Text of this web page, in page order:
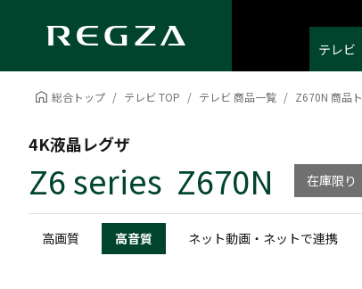
テレビ
総合トップ テレビ TOP テレビ 商品一覧 Z670N 商品
4K液晶レグザ
Z6 series Z670N 在庫限り
高画質 高音質 ネット動画・ネットで連携